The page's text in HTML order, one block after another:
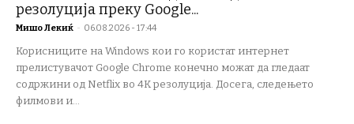
резолуција преку Google...
Мишо Лекиќ - 06.08.2026 - 17:44
Корисниците на Windows кои го користат интернет
прелистувачот Google Chrome конечно можат да гледаат
содржини од Netflix во 4K резолуција. Досега, следењето
филмови и...